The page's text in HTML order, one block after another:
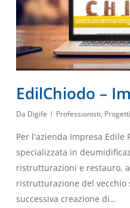
EdilChiodo –
Da Digife Professionisti,
Per l'azienda Impresa Edile
specializzata in
ristrutturazioni e restauro,
ristrutturazione del vecchio
successiva creazione di…